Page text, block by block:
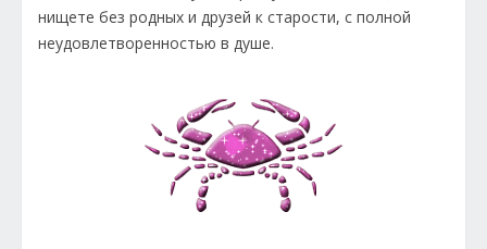
нищете без родных и друзей к старости, с полной
неудовлетворенностью в душе.